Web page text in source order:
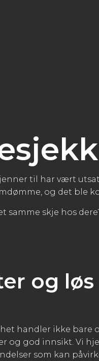
til har vært
og det ble
samme skje hos
og løs
handler ikke bare
og god innsikt. Vi
som kan